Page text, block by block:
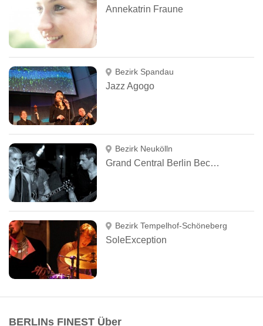
Annekatrin Fraune
Bezirk Spandau
Jazz Agogo
Bezirk Neukölln
Grand Central Berlin Becking & Perschke GbR
Bezirk Tempelhof-Schöneberg
SoleException
BERLINs FINEST Über